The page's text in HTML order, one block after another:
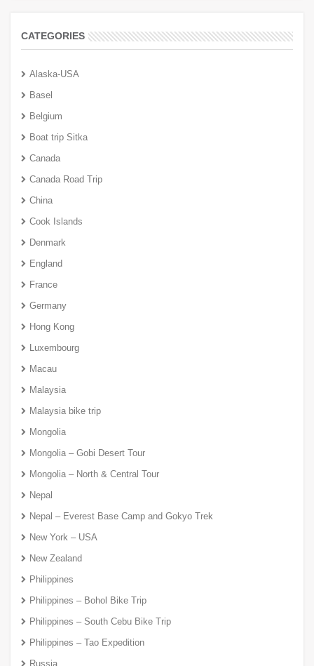
CATEGORIES
Alaska-USA
Basel
Belgium
Boat trip Sitka
Canada
Canada Road Trip
China
Cook Islands
Denmark
England
France
Germany
Hong Kong
Luxembourg
Macau
Malaysia
Malaysia bike trip
Mongolia
Mongolia – Gobi Desert Tour
Mongolia – North & Central Tour
Nepal
Nepal – Everest Base Camp and Gokyo Trek
New York – USA
New Zealand
Philippines
Philippines – Bohol Bike Trip
Philippines – South Cebu Bike Trip
Philippines – Tao Expedition
Russia